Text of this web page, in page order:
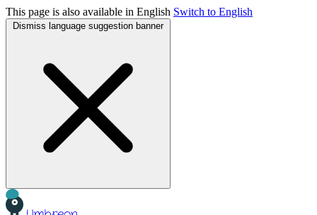
This page is also available in English Switch to English
Dismiss language suggestion banner